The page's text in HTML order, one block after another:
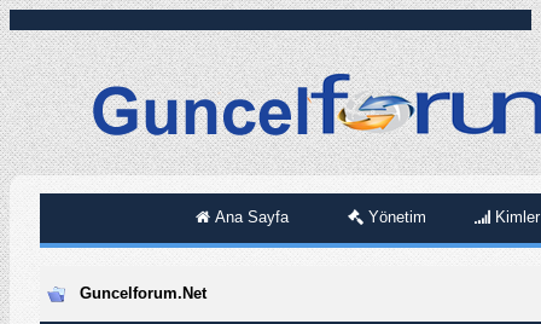
Ana Sayfa Yönetim Kimler
Guncelforum.Net